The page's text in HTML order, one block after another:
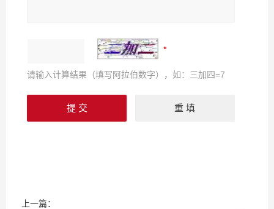
请输入计算结果（填写阿拉伯数字），如：三加四=7
上一篇：